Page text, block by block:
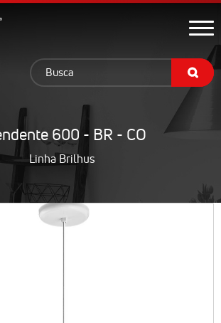
600 - BR - CO
Linha Brilhus